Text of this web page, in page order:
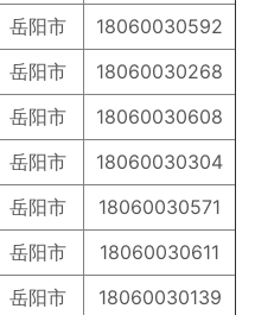
岳阳市
18060030592
岳阳市
18060030268
岳阳市
18060030608
岳阳市
18060030304
岳阳市
18060030571
岳阳市
18060030611
岳阳市
18060030139